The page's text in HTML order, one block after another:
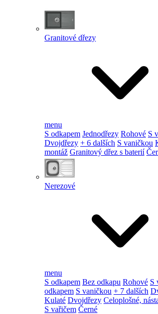
Granitové dřezy
menu
S odkapem Jednodřezy Rohové S
Dvojdřezy + 6 dalších S vaničkou
montáž Granitový dřez s baterií
Nerezové
menu
S odkapem Bez odkapu Rohové S
odkapem S vaničkou + 7 dalších
Kulaté Dvojdřezy Celoplošné,
S vařičem Černé